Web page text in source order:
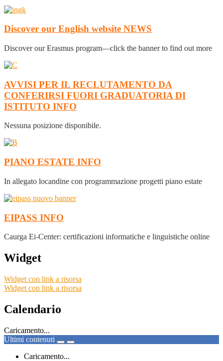
Discover our English website NEWS
Discover our Erasmus program—click the banner to find out more
AVVISI PER IL RECLUTAMENTO DA
CONFERIRSI FUORI GRADUATORIA DI
ISTITUTO INFO
Nessuna posizione disponibile.
PIANO ESTATE INFO
In allegato locandine con programmazione progetti piano estate
EIPASS INFO
Caurga Ei-Center: certificazioni informatiche e linguistiche online
Widget
Widget con link a risorsa
Widget con link a risorsa
Calendario
Caricamento...
Ultimi contenuti
Caricamento...